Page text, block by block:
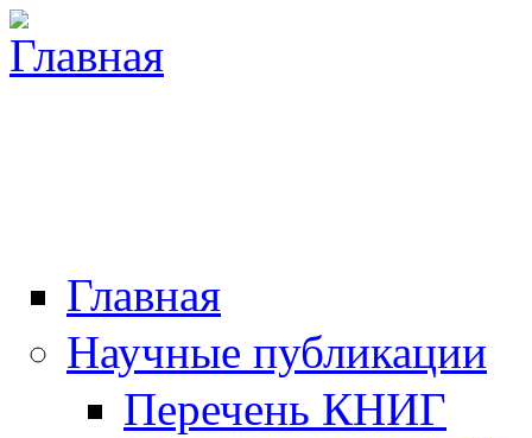
Главная
Научные публикации
Перечень КНИГ